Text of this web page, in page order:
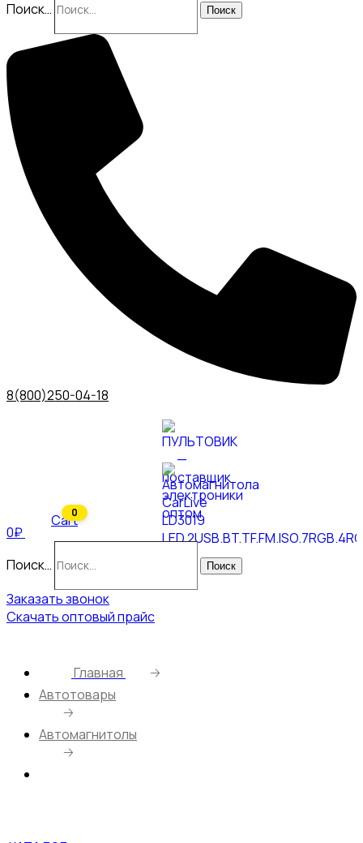
Поиск…
Поиск
8(800)250-04-18
0₽
0
Cart
Поиск… Поиск
Заказать звонок
Скачать оптовый прайс
Главная
🡢
Автотовары
🡢
Автомагнитолы
🡢